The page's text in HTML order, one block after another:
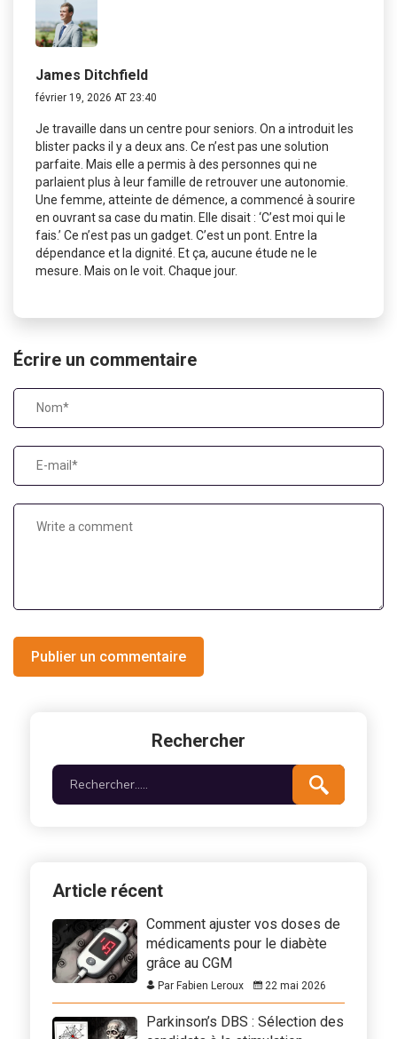
James Ditchfield
février 19, 2026 AT 23:40
Je travaille dans un centre pour seniors. On a introduit les
blister packs il y a deux ans. Ce n’est pas une solution
parfaite. Mais elle a permis à des personnes qui ne
parlaient plus à leur famille de retrouver une autonomie.
Une femme, atteinte de démence, a commencé à sourire
en ouvrant sa case du matin. Elle disait : ‘C’est moi qui le
fais.’ Ce n’est pas un gadget. C’est un pont. Entre la
dépendance et la dignité. Et ça, aucune étude ne le
mesure. Mais on le voit. Chaque jour.
Écrire un commentaire
Publier un commentaire
Rechercher
Article récent
Comment ajuster vos doses de
médicaments pour le diabète
grâce au CGM
Par Fabien Leroux 22 mai 2026
Parkinson’s DBS : Sélection des